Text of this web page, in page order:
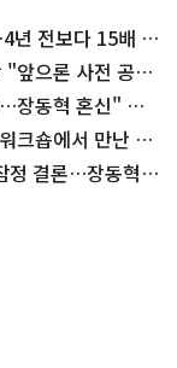
년 전보다 15배 폭
앞으론 사전 공
장동혁 혼신" 자
크숍에서 만난 정
정 결론…장동혁